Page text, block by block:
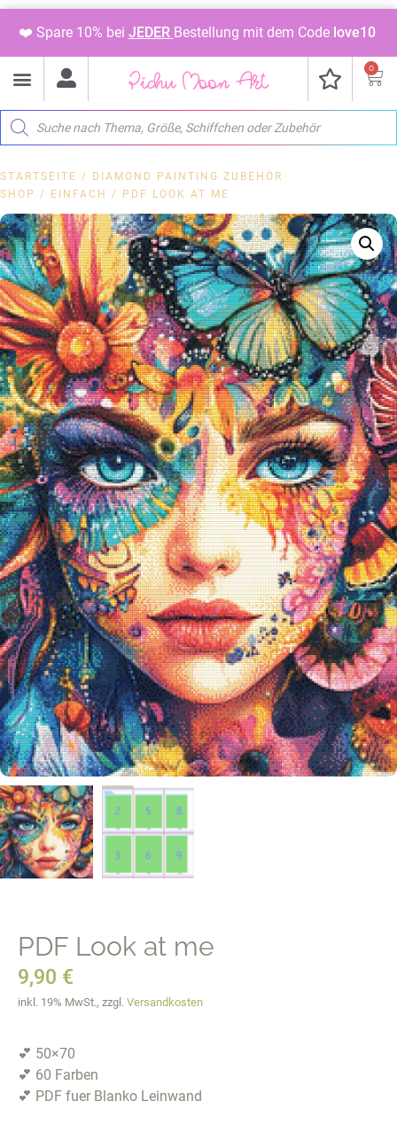
❤️ Spare 10% bei JEDER Bestellung mit dem Code love10
0
STARTSEITE /
DIAMOND PAINTING ZUBEHÖR
SHOP / EINFACH / PDF LOOK AT ME
PDF Look at me
9,90 €
inkl. 19% MwSt., zzgl. Versandkosten
💕 50×70
💕 60 Farben
💕 PDF fuer Blanko Leinwand